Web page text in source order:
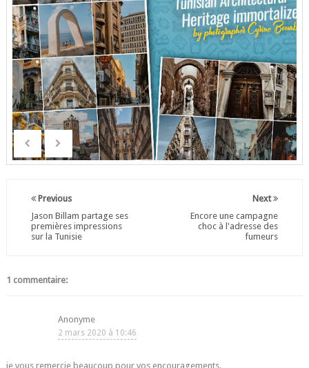
Next
Encore une campagne
choc à l'adresse des
fumeurs
Previous
Jason Billam partage ses
premières impressions
sur la Tunisie
1 commentaire:
Anonyme
2 mars 2020 à 10:46
je vous remercie beaucoup pour vos encouragements.